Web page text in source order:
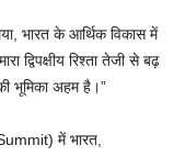
भारत के आर्थिक विकास में
द्विपक्षीय रिश्ता तेजी से बढ़
भूमिका अहम है।”
में भारत,